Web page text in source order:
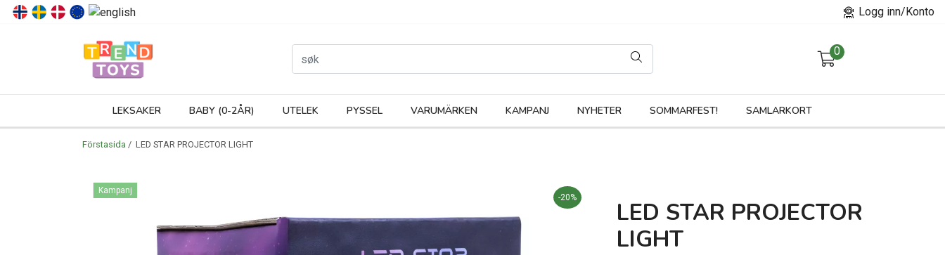
Logg inn/Konto
0
LEKSAKER BABY (0-2ÅR) UTELEK PYSSEL VARUMÄRKEN KAMPANJ NYHETER SOMMARFEST! SAMLARKORT
Förstasida / LED STAR PROJECTOR LIGHT
Kampanj
-20%
LED STAR PROJECTOR
LIGHT